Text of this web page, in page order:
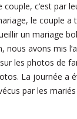
c’est par
le couple
un mariage
avons mis
les photos de
La journée a
par les